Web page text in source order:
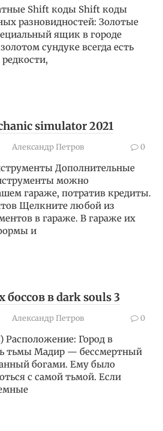
Shift коды Shift коды
разновидностей: Золотые
ящик в городе
сундуке всегда есть
simulator 2021
Александр Петров 0
Дополнительные
можно
гараже, потратив кредиты.
Щелкните любой из
в гараже. В гараже их
и
в dark souls 3
Александр Петров 0
Расположение: Город в
тьмы Мадир — бессмертный
богами. Ему было
с самой тьмой. Если